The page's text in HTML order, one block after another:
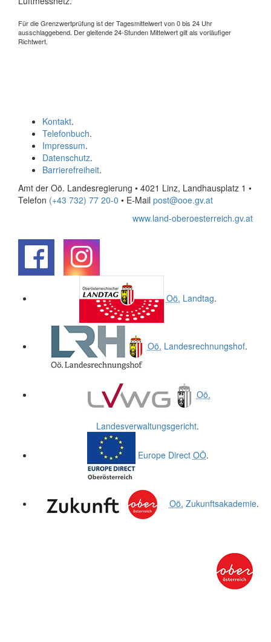
Für die Grenzwertprüfung ist der Tagesmittelwert von 0 bis 24 Uhr
ausschlaggebend. Der gleitende 24-Stunden Mittelwert gilt als vorläufiger
Richtwert.
Kontakt.
Telefonbuch.
Impressum.
Datenschutz.
Barrierefreiheit.
Amt der Oö. Landesregierung • 4021 Linz, Landhausplatz 1 •
Telefon (+43 732) 77 20-0 • E-Mail post@ooe.gv.at
www.land-oberoesterreich.gv.at
Oö. Landtag.
Oö. Landesrechnungshof.
Oö.
Landesverwaltungsgericht.
Europe Direct OÖ.
Oö. Zukunftsakademie.